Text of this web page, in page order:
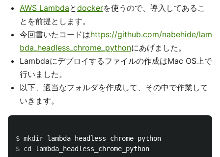
AWS Lambdaとdockerを使うので、導入してあるこ
とを前提とします。
今回書いたコードはhttps://github.com/nabehide/lam
bda_headless_chrome_pythonにあげました。
Lambdaにデプロイするファイルの作成はMac OS上で
行いました。
以下、適当なフォルダを作成して、その中で作業して
いきます。
$ mkdir
$ cd